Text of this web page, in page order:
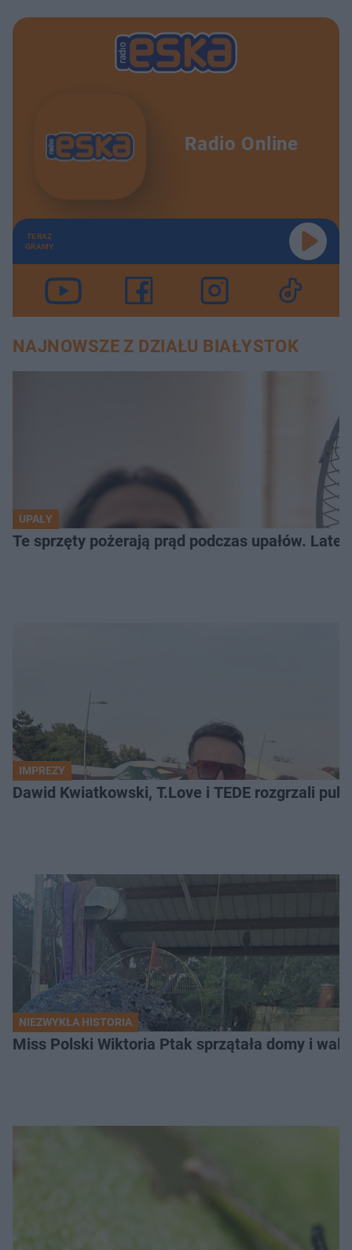
Radio Online
TERAZ
GRAMY
NAJNOWSZE Z DZIAŁU BIAŁYSTOK
UPAŁY
Te sprzęty pożerają prąd podczas upałów.
IMPREZY
Dawid Kwiatkowski, T.Love i TEDE rozgrzali
NIEZWYKŁA HISTORIA
Miss Polski Wiktoria Ptak sprzątała domy i